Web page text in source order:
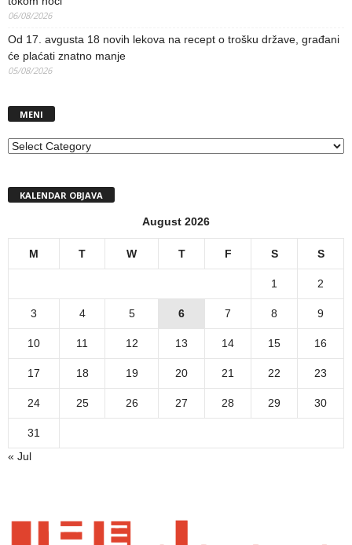
06/08/2026
Od 17. avgusta 18 novih lekova na recept o trošku države, građani
će plaćati znatno manje
05/08/2026
MENI
MENI
KALENDAR OBJAVA
August 2026
M T W T F S S
1 2
3 4 5 6 7 8 9
10 11 12 13 14 15 16
17 18 19 20 21 22 23
24 25 26 27 28 29 30
31
« Jul